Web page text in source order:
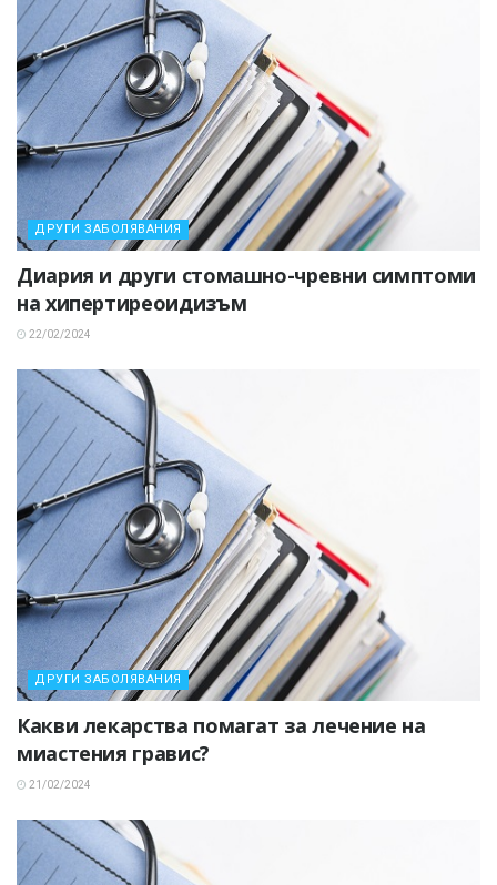
ДРУГИ ЗАБОЛЯВАНИЯ
Диария и други стомашно-чревни симптоми
на хипертиреоидизъм
22/02/2024
ДРУГИ ЗАБОЛЯВАНИЯ
Какви лекарства помагат за лечение на
миастения гравис?
21/02/2024